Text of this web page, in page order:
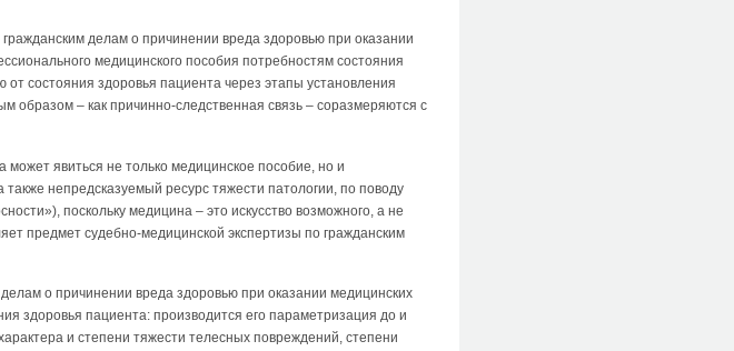
делам о причинении вреда здоровью при оказании
медицинского пособия потребностям состояния
состояния здоровья пациента через этапы установления
образом – как причинно-следственная связь – соразмеряются с
явиться не только медицинское пособие, но и
непредсказуемый ресурс тяжести патологии, по поводу
поскольку медицина – это искусство возможного, а не
предмет судебно-медицинской экспертизы по гражданским
о причинении вреда здоровью при оказании медицинских
здоровья пациента: производится его параметризация до и
и степени тяжести телесных повреждений, степени